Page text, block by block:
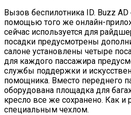
Вызов беспилотника ID. Buzz AD
помощью того же онлайн-
сейчас используется для
посадки предусмотрены
салоне установлены четыре
для каждого пассажира
службы поддержки и
помощника. Вместо переднего
оборудована площадка для
кресло все же сохранено. Как и
специальным чехлом.